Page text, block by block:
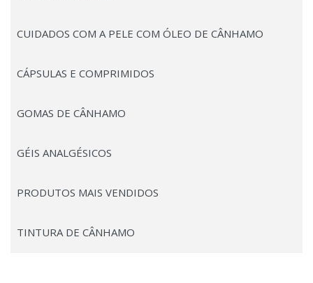
CUIDADOS COM A PELE COM ÓLEO DE CÂNHAMO
CÁPSULAS E COMPRIMIDOS
GOMAS DE CÂNHAMO
GÉIS ANALGÉSICOS
PRODUTOS MAIS VENDIDOS
TINTURA DE CÂNHAMO